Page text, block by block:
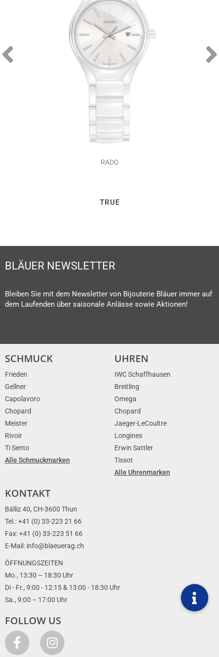
RADO
TRUE
BLÄUER NEWSLETTER
Bleiben Sie mit dem Newsletter von Bijouterie Bläuer immer auf
dem Laufenden über saisonale Anlässe sowie Aktionen!
SCHMUCK
Frieden
Gellner
Capolavoro
Chopard
Meister
Rivoir
Ti Sento
Alle Schmuckmarken
UHREN
IWC Schaffhausen
Breitling
Omega
Chopard
Jaeger-LeCoultre
Longines
Erwin Sattler
Tissot
Alle Uhrenmarken
KONTAKT
Bälliz 40, CH-3600 Thun
Tel.: +41 (0) 33-223 21 66
Fax: +41 (0) 33-223 51 66
E-Mail: info@blaeuerag.ch
ÖFFNUNGSZEITEN
Mo., 13:30 – 18:30 Uhr
Di - Fr., 9:00 - 12:15 & 13:00 - 18:30 Uhr
Sa., 9:00 – 17:00 Uhr
FOLLOW US